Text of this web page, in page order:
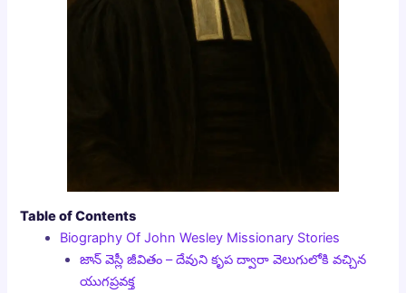
Table of Contents
Biography Of John Wesley Missionary Stories
జాన్ వెస్లీ జీవితం – దేవుని కృప ద్వారా వెలుగులోకి వచ్చిన
యుగప్రవక్త